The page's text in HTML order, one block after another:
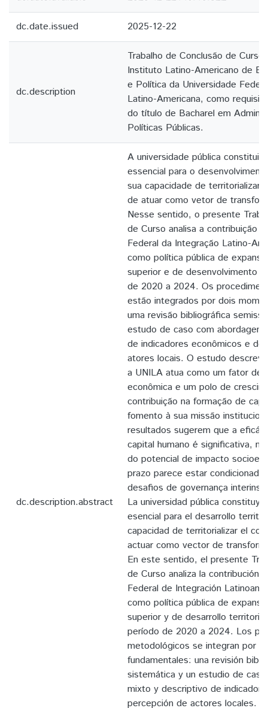
dc.date.issued 2025-12-22
dc.description
Trabalho de Conclusão de
Instituto Latino-Americano de
e Política da Universidade
Latino-Americana, como
do título de Bacharel em
Políticas Públicas.
dc.description.abstract
A universidade pública constitui
essencial para o
sua capacidade de territorializar
de atuar como vetor de
Nesse sentido, o presente
de Curso analisa a contribuição
Federal da Integração Latino-
como política pública de
superior e de desenvolvimento
de 2020 a 2024. Os
estão integrados por dois
uma revisão bibliográfica
estudo de caso com
de indicadores econômicos e de
atores locais. O estudo
a UNILA atua como um fator de
econômica e um polo de
contribuição na formação de
fomento à sua missão
resultados sugerem que a
capital humano é significativa,
do potencial de impacto
prazo parece estar condicionada
desafios de governança
La universidad pública
esencial para el desarrollo
capacidad de territorializar el
actuar como vector de
En este sentido, el presente
de Curso analiza la contribución
Federal de Integración
como política pública de
superior y de desarrollo
período de 2020 a 2024. Los
metodológicos se integran por
fundamentales: una revisión
sistemática y un estudio de
mixto y descriptivo de
percepción de actores locales.